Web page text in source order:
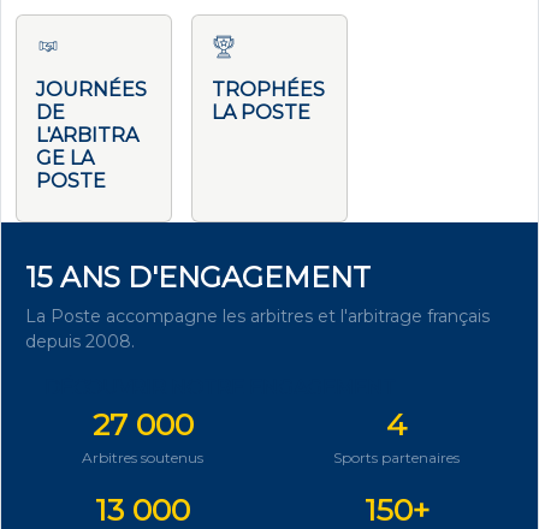
JOURNÉES
DE
L'ARBITRA
GE LA
POSTE
TROPHÉES
LA POSTE
15 ANS D'ENGAGEMENT
La Poste accompagne les arbitres et l'arbitrage français
depuis 2008.
27 000
Arbitres soutenus
4
Sports partenaires
13 000 150+